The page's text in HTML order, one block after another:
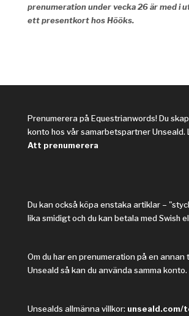
prenumeration under vecka 26 är med i
ett presentkort hos Hööks.
Prenumerera på Equestrianwords! Du
konto hos vår samarbetspartner Unseald.
Att prenumerera
Du kan också köpa enstaka artiklar –
lika smidigt och du kan betala med Swish
Om du har en prenumeration på en annan
Unseald så kan du använda samma konto.
Unsealds allmänna villkor: unseald.com/